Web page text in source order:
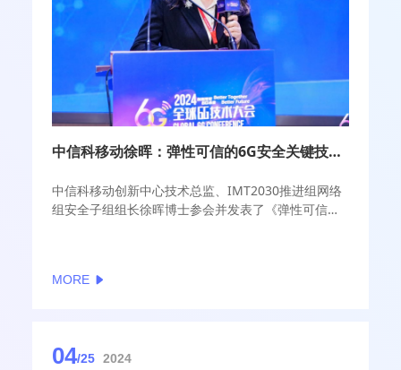
中信科移动徐晖：弹性可信的6G安全关键技术，构建内生安全的6G网络
中信科移动创新中心技术总监、IMT2030推进组网络
组安全子组组长徐晖博士参会并发表了《弹性可信的
MORE
04/25 2024